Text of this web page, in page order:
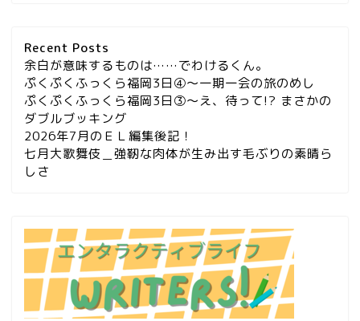
Recent Posts
余白が意味するものは……でわけるくん。
ぷくぷくふっくら福岡3日④～一期一会の旅のめし
ぷくぷくふっくら福岡3日③～え、待って!? まさかの
ダブルブッキング
2026年7月のＥＬ編集後記！
七月大歌舞伎＿強靭な肉体が生み出す毛ぶりの素晴ら
しさ